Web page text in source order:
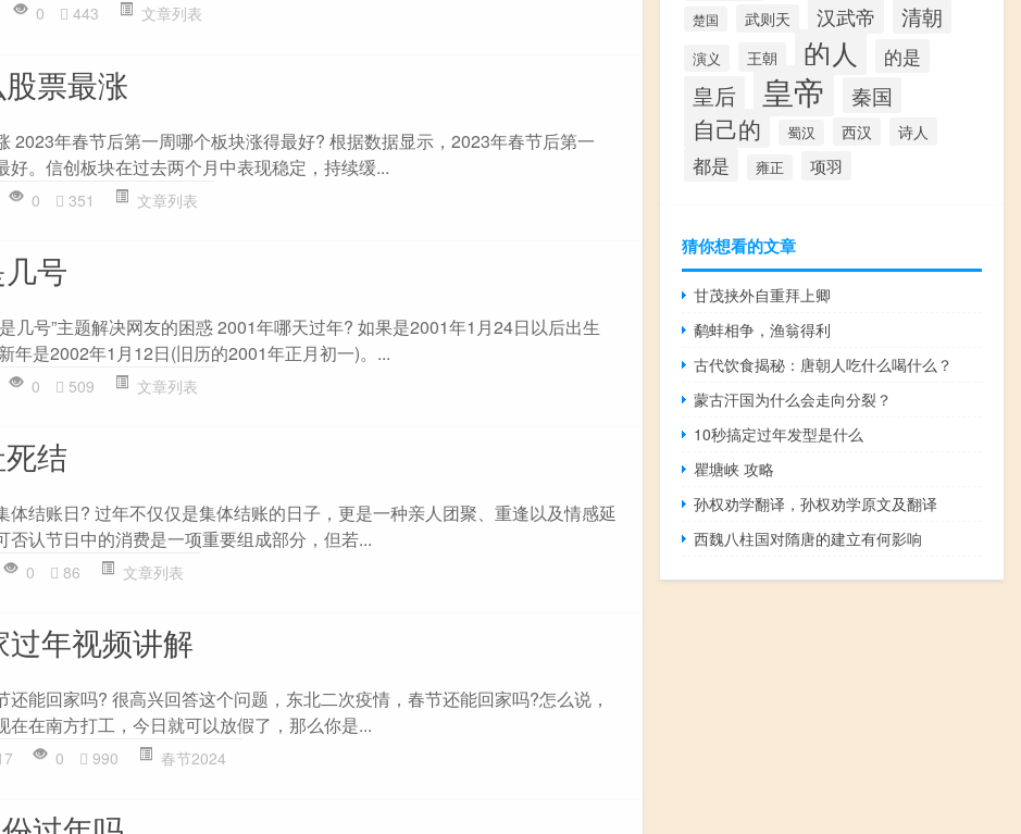
0 443 文章列表
票最涨
2023年春节后第一周哪个板块涨得最好? 根据数据显示，2023年春节后第一
好。信创板块在过去两个月中表现稳定，持续缓...
0 351 文章列表
号
几号”主题解决网友的困惑 2001年哪天过年? 如果是2001年1月24日以后出生
年是2002年1月12日(旧历的2001年正月初一)。...
0 509 文章列表
结
体结账日? 过年不仅仅是集体结账的日子，更是一种亲人团聚、重逢以及情感延
否认节日中的消费是一项重要组成部分，但若...
0 86 文章列表
年视频讲解
还能回家吗? 很高兴回答这个问题，东北二次疫情，春节还能回家吗?怎么说，
在在南方打工，今日就可以放假了，那么你是...
0 990 春节2024
楚国 武则天 汉武帝 清朝
演义 王朝 的人 的是
皇后 皇帝 秦国
自己的 蜀汉 西汉 诗人
都是 雍正 项羽
猜你想看的文章
甘茂挟外自重拜上卿
鹬蚌相争，渔翁得利
古代饮食揭秘：唐朝人吃什么喝什么？
蒙古汗国为什么会走向分裂？
10秒搞定过年发型是什么
瞿塘峡 攻略
孙权劝学翻译，孙权劝学原文及翻译
西魏八柱国对隋唐的建立有何影响